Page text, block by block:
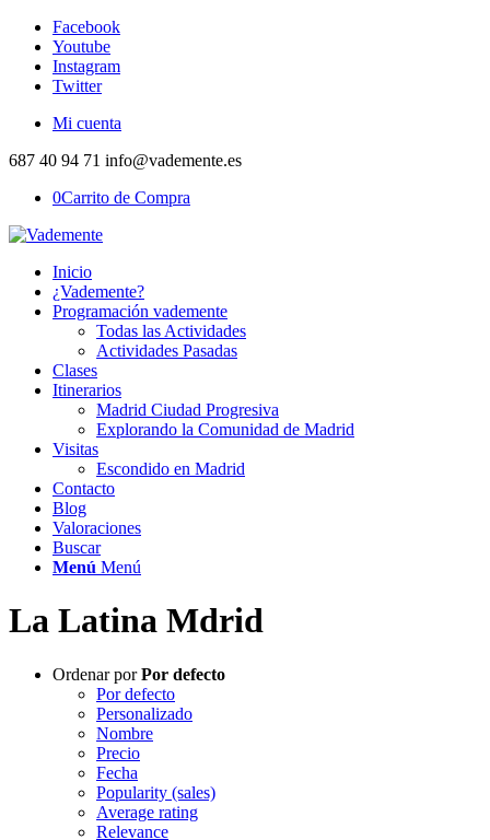
Facebook
Youtube
Instagram
Twitter
Mi cuenta
687 40 94 71 info@vademente.es
0Carrito de Compra
Inicio
¿Vademente?
Programación vademente
Todas las Actividades
Actividades Pasadas
Clases
Itinerarios
Madrid Ciudad Progresiva
Explorando la Comunidad de Madrid
Visitas
Escondido en Madrid
Contacto
Blog
Valoraciones
Buscar
Menú Menú
La Latina Mdrid
Ordenar porPor defecto
Por defecto
Personalizado
Nombre
Precio
Fecha
Popularity (sales)
Average rating
Relevance